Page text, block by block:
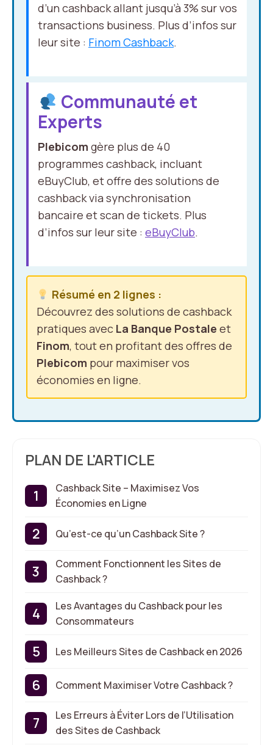
d’un cashback allant jusqu’à 3% sur vos
transactions business. Plus d’infos sur
leur site : Finom Cashback.
Communauté et
Experts
Plebicom gère plus de 40
programmes cashback, incluant
eBuyClub, et offre des solutions de
cashback via synchronisation
bancaire et scan de tickets. Plus
d’infos sur leur site : eBuyClub.
Résumé en 2 lignes :
Découvrez des solutions de cashback
pratiques avec La Banque Postale et
Finom, tout en profitant des offres de
Plebicom pour maximiser vos
économies en ligne.
PLAN DE L'ARTICLE
Cashback Site – Maximisez Vos
Économies en Ligne
Qu’est-ce qu’un Cashback Site ?
Comment Fonctionnent les Sites de
Cashback ?
Les Avantages du Cashback pour les
Consommateurs
Les Meilleurs Sites de Cashback en 2026
Comment Maximiser Votre Cashback ?
Les Erreurs à Éviter Lors de l’Utilisation
des Sites de Cashback